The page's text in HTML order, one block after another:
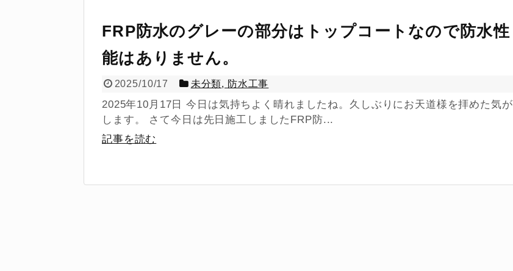
FRP防水のグレーの部分はトップコートなので防水性
能はありません。
2025/10/17 未分類, 防水工事
2025年10月17日 今日は気持ちよく晴れましたね。久しぶりにお天道様を拝めた気が
します。 さて今日は先日施工しましたFRP防...
記事を読む